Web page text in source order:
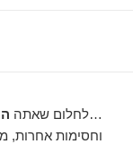
…לחלום שאתה
וחסימות אחרות,